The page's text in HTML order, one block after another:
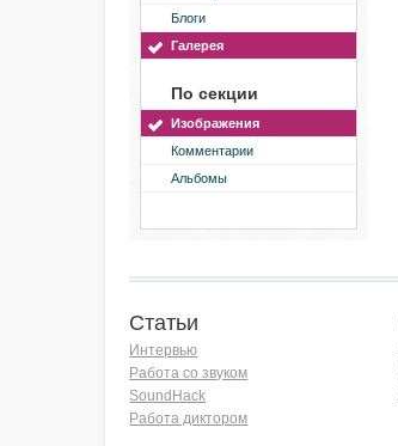
Блоги
Галерея
По секции
Изображения
Комментарии
Альбомы
Статьи
Интервью
Работа со звуком
SoundHack
Работа диктором